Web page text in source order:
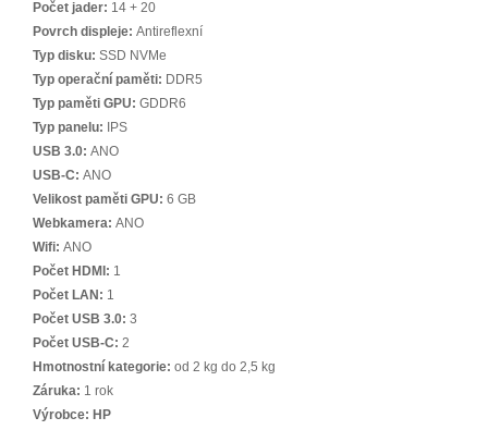
Počet jader: 14 + 20
Povrch displeje: Antireflexní
Typ disku: SSD NVMe
Typ operační paměti: DDR5
Typ paměti GPU: GDDR6
Typ panelu:
IPS
USB 3.0: ANO
USB-C: ANO
Velikost paměti GPU: 6 GB
Webkamera: ANO
Wifi: ANO
Počet HDMI: 1
Počet LAN: 1
Počet USB 3.0: 3
Počet USB-C: 2
Hmotnostní kategorie: od 2 kg do 2,5 kg
Záruka: 1 rok
Výrobce: HP